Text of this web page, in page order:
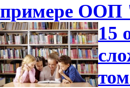
примере ООП
15